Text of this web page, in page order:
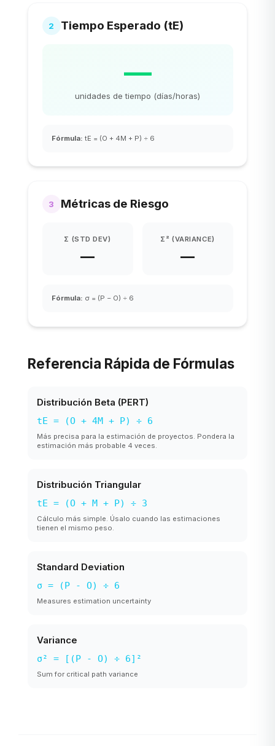
2 Tiempo Esperado (tE)
—
unidades de tiempo (días/horas)
Fórmula: tE = (O + 4M + P) ÷ 6
3 Métricas de Riesgo
Σ (STD DEV)
—
Σ² (VARIANCE)
—
Fórmula: σ = (P − O) ÷ 6
Referencia Rápida de Fórmulas
Distribución Beta (PERT)
tE = (O + 4M + P) ÷ 6
Más precisa para la estimación de proyectos. Pondera la
estimación más probable 4 veces.
Distribución Triangular
tE = (O + M + P) ÷ 3
Cálculo más simple. Úsalo cuando las estimaciones
tienen el mismo peso.
Standard Deviation
σ = (P - O) ÷ 6
Measures estimation uncertainty
Variance
σ² = [(P - O) ÷ 6]²
Sum for critical path variance